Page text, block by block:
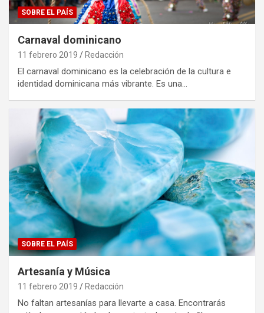
SOBRE EL PAÍS
Carnaval dominicano
11 febrero 2019 Redacción
El carnaval dominicano es la celebración de la cultura e
identidad dominicana más vibrante. Es una…
SOBRE EL PAÍS
Artesanía y Música
11 febrero 2019 Redacción
No faltan artesanías para llevarte a casa. Encontrarás